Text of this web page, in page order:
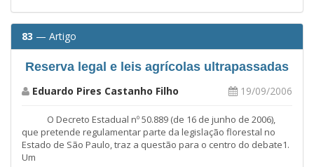
83 — Artigo
Reserva legal e leis agrícolas ultrapassadas
Eduardo Pires Castanho Filho 19/09/2006
O Decreto Estadual nº 50.889 (de 16 de junho de 2006),
que pretende regulamentar parte da legislação florestal no
Estado de São Paulo, traz a questão para o centro do debate1.
Um